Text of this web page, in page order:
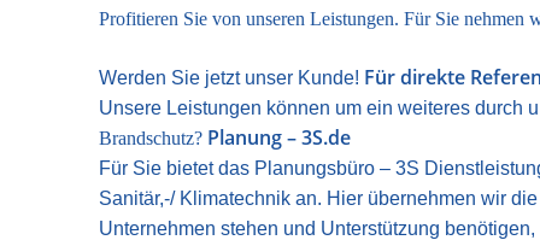
Profitieren Sie von unseren Leistungen. Für Sie
Werden Sie jetzt unser Kunde! Für direkte
Unsere Leistungen können um ein weiteres durch
Brandschutz? Planung – 3S.de
Für Sie bietet das Planungsbüro – 3S
Sanitär,-/ Klimatechnik an. Hier übernehmen wir
Unternehmen stehen und Unterstützung